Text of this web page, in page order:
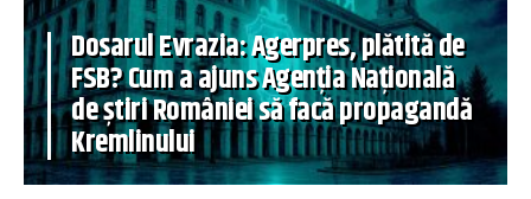
Dosarul Evrazia: Agerpres, plătită de
FSB? Cum a ajuns Agenția Națională
de știri României să facă propagandă
Kremlinului